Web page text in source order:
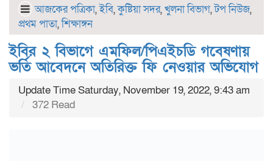
আজকের পত্রিকা,ইবি,কুষ্টিয়া সদর,খুলনা বিভাগ,টপ নিউজ,
প্রথম পাতা,শিক্ষাঙ্গন
ইবির ২ বিভাগে এমফিল/পিএইচডি গবেষণায়
ভর্তি আবেদনে অতিরিক্ত ফি নেওয়ার অভিযোগ
Update Time Saturday, November 19, 2022, 9:43 am
372 Read